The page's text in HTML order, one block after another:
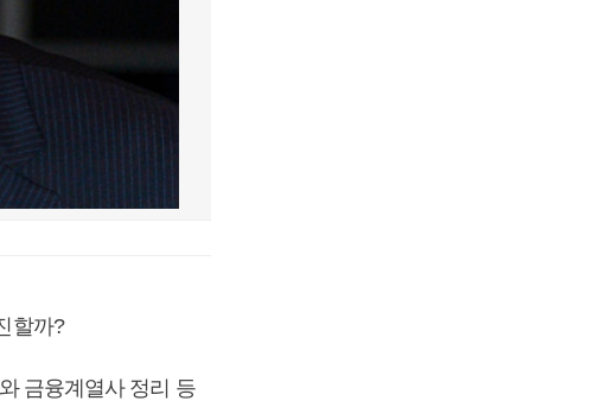
할까?
금융계열사 정리 등